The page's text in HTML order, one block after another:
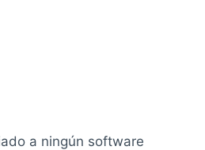
a ningún software